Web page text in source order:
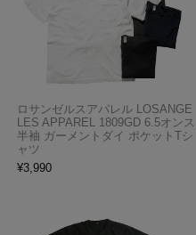
ロサンゼルスアパレル LOSANGE
LES APPAREL 1809GD 6.5オンス
半袖 ガーメントダイ ポケットTシ
ャツ
¥3,990